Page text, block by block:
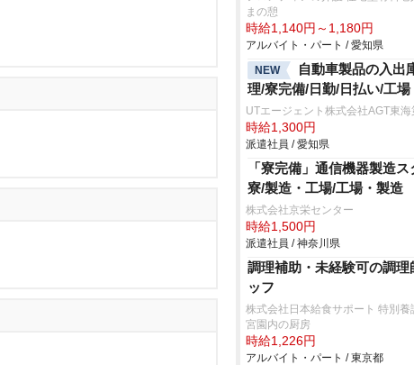
まの憩
時給1,140円～1,180円
アルバイト・パート / 愛知県
NEW
自動車製品の入出
理/寮完備/日勤/日払い/工場
UTエージェント株式会社AGT東海
時給1,300円
派遣社員 / 愛知県
「寮完備」通信機器製造
寮/製造・工場/工場・製造
株式会社京栄センター
時給1,500円
派遣社員 / 神奈川県
調理補助・未経験可の調理
ッフ
株式会社日本給食サポート 特別養
宮園内の厨房
時給1,226円
アルバイト・パート / 東京都